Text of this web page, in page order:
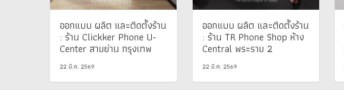
ออกแบบ ผลิต และติดตั้งร้าน
: ร้าน Clickker Phone U-
Center สามย่าน กรุงเทพ
22 มี.ค. 2569
ออกแบบ ผลิต และติดตั้งร้าน
: ร้าน TR Phone Shop ห้าง
Central พระราม 2
22 มี.ค. 2569